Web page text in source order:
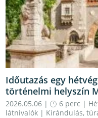
Időutazás egy
történelmi helyszín
2026.05.06 | 6 perc |
látnivalók | Kirándulás,